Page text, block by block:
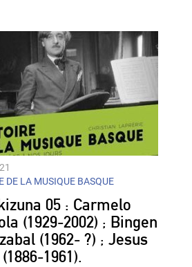
DE LA MUSIQUE BASQUE
05 : Carmelo
(1929-2002) ; Bingen
(1962- ?) ; Jesus
1961).